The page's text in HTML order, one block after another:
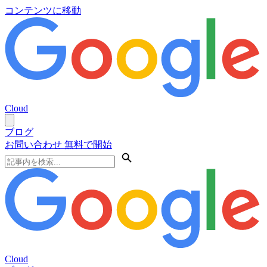
コンテンツに移動
Cloud
ブログ
お問い合わせ 無料で開始
Cloud